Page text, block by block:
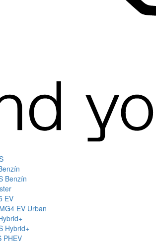
Benzín
EV
MG4 EV Urban
Hybrid+
PHEV